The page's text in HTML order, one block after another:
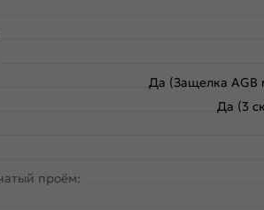
Да (Защелка AGB
Да (3
проём: